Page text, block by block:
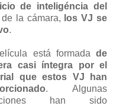
de inteligéncia del
la cámara, los VJ se
.
está formada de
casi íntegra por el
que estos VJ han
. Algunas
han sido